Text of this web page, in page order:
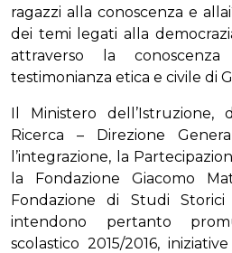
ragazzi alla conoscenza e
dei temi legati alla
attraverso la
testimonianza etica e civile di
Il Ministero dell’Istruzione,
Ricerca – Direzione
l’integrazione, la
la Fondazione Giacomo
Fondazione di Studi
intendono pertanto
scolastico 2015/2016,